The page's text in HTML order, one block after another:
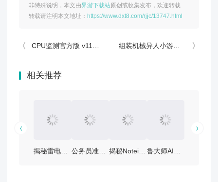
非特殊说明，本文由界游下载站原创或收集发布，欢迎转载
转载请注明本文地址： https://www.dxt8.com/rjjc/13747.html
CPU监测官方版 v11.10.4 组装机械异人小游戏v1.0.21汉化版深度攻略：从入门到精通完全指南
相关推荐
公务员准题库app v5.50安卓版——你的备考神器！